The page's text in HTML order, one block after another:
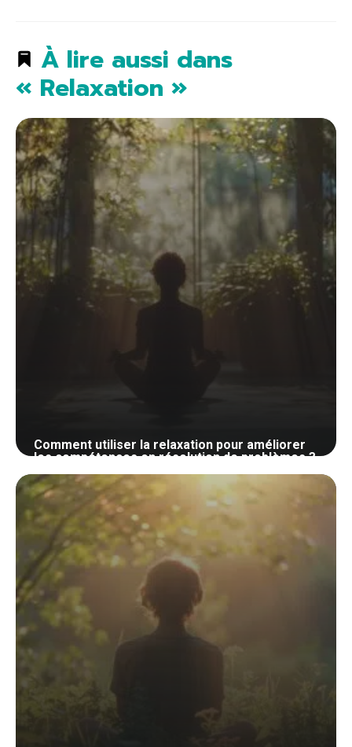
À lire aussi dans
« Relaxation »
Comment utiliser la relaxation pour améliorer
les compétences en résolution de problèmes ?
1 juin 2024